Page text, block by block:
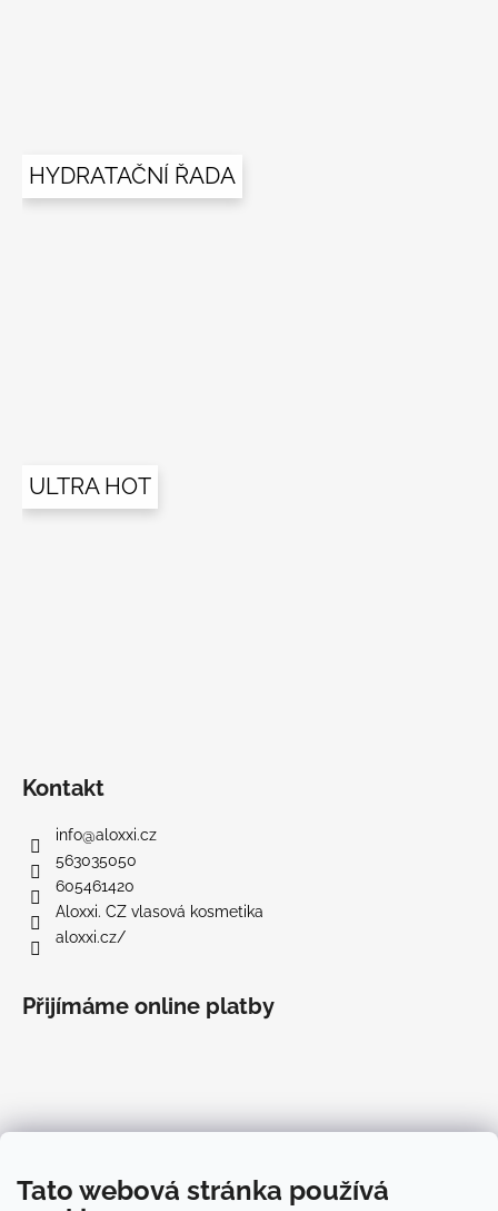
Tato webová stránka používá
HYDRATAČNÍ ŘADA
ULTRA HOT
Kontakt
info@aloxxi.cz
563035050
605461420
Aloxxi. CZ vlasová kosmetika
aloxxi.cz/
Přijímáme online platby
O Aloxxi®